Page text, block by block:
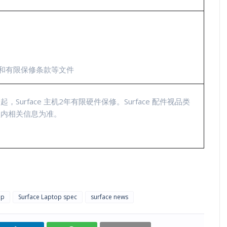
有限保修条款等文件
，Surface 主机2年有限硬件保修。Surface 配件视品类
相关信息为准。
Surface Laptop spec surface news